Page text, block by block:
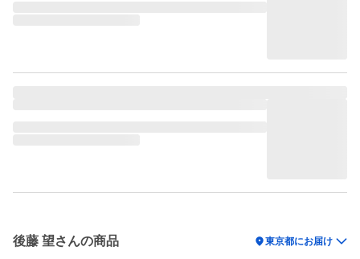
後藤 望さんの商品 location_on東京都にお届け